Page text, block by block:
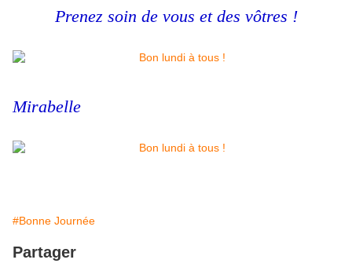
Prenez soin de vous et des vôtres !
Mirabelle
#Bonne Journée
Partager